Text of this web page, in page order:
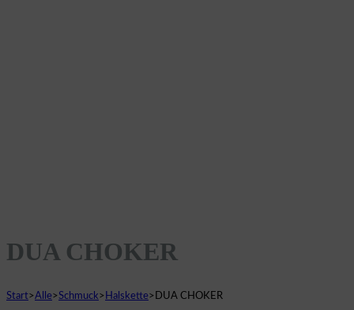
DUA CHOKER
Start>Alle>Schmuck> Halskette> DUA CHOKER